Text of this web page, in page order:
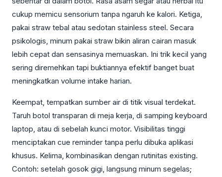
cukup memicu sensorium tanpa ngaruh ke kalori. Ketiga,
pakai straw tebal atau sedotan stainless steel. Secara
psikologis, minum pakai straw bikin aliran cairan masuk
lebih cepat dan sensasinya memuaskan. Ini trik kecil yang
sering diremehkan tapi buktiannya efektif banget buat
meningkatkan volume intake harian.
Keempat, tempatkan sumber air di titik visual terdekat.
Taruh botol transparan di meja kerja, di samping keyboard
laptop, atau di sebelah kunci motor. Visibilitas tinggi
menciptakan cue reminder tanpa perlu dibuka aplikasi
khusus. Kelima, kombinasikan dengan rutinitas existing.
Contoh: setelah gosok gigi, langsung minum segelas;